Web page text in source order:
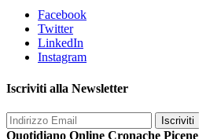
Facebook
Twitter
LinkedIn
Instagram
Iscriviti alla Newsletter
Iscriviti
Quotidiano Online Cronache Picene